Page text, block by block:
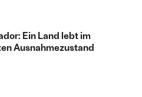
Ein Land lebt im
Ausnahmezustand